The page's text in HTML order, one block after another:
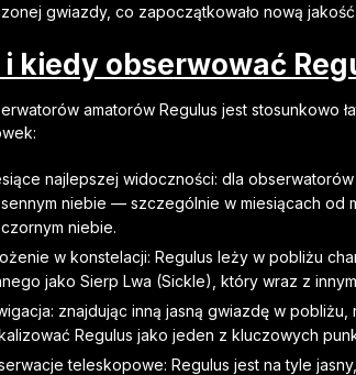
gwiazdy, co zapoczątkowało nową
kiedy obserwować
amatorów Regulus jest stosunkowo
najlepszej widoczności: dla obserwatorów
niebie — szczególnie w miesiącach od
niebie.
w konstelacji: Regulus leży w pobliżu
jako Sierp Lwa (Sickle), który wraz z
znajdując inną jasną gwiazdę w pobliżu,
Regulus jako jeden z kluczowych
teleskopowe: Regulus jest na tyle